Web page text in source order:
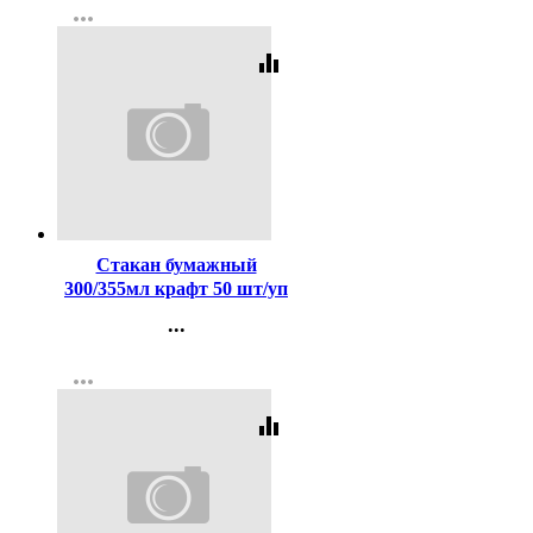
Регистрация
more_horiz
equalizer
Стакан бумажный
300/355мл крафт 50 шт/уп
...
Регистрация
more_horiz
equalizer